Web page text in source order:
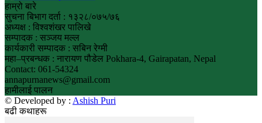
हाम्रो बारे
सुचना बिभाग दर्ता : १३२८/०७५/७६
अध्यक्ष : विश्वशंखर पालिखे
सम्पादक : सञ्जय मल्ल
कार्यकारी सम्पादक : सबिन रेग्मी
महा–प्रबन्धक : नारायण पौडेल Pokhara-4, Gairapatan, Nepal
Contact: 061-54324
annapurnanews@gmail.com
हामीलाई पालन
© Developed by : Ashish Puri
बढी कथाहरू